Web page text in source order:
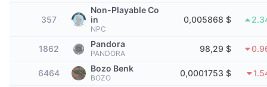
Próximos
Añadidos recientemente
Ganadores y perdedores
Índice de Miedo y Codicia.
Índice de temporada de Altcoins
Indicadores del ciclo de mercado
Documentación
CMC Launch
CMC Max
357
Non-Playable Co
in
NPC
0,005868 $
1862 Pandora
PANDORA 98,29 $
6464 Bozo Benk
BOZO 0,0001753 $